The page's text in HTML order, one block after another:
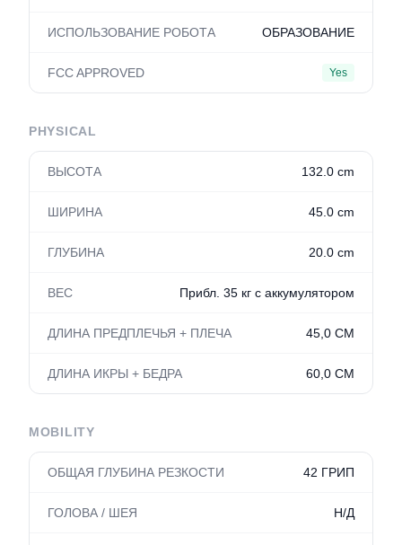
ИСПОЛЬЗОВАНИЕ РОБОТА ОБРАЗОВАНИЕ
FCC APPROVED Yes
PHYSICAL
ВЫСОТА 132.0 cm
ШИРИНА 45.0 cm
ГЛУБИНА 20.0 cm
ВЕС Прибл. 35 кг с аккумулятором
ДЛИНА ПРЕДПЛЕЧЬЯ + ПЛЕЧА 45,0 СМ
ДЛИНА ИКРЫ + БЕДРА 60,0 СМ
MOBILITY
ОБЩАЯ ГЛУБИНА РЕЗКОСТИ 42 ГРИП
ГОЛОВА / ШЕЯ Н/Д